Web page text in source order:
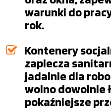
warunki do
rok.
Kontenery
zaplecza
jadalnie dla
wolno dowolnie
pokaźniejsze